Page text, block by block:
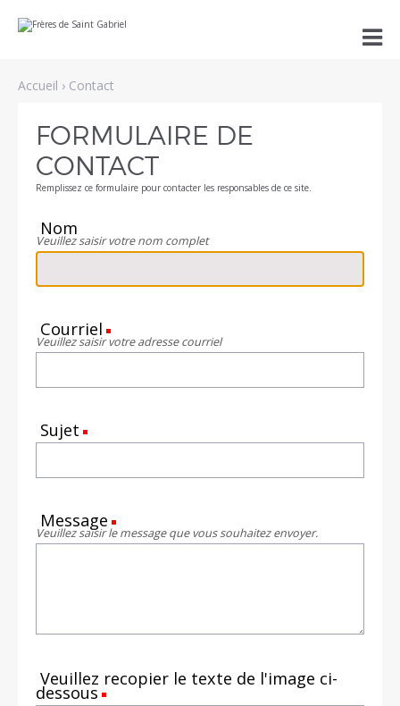
Aller
au
à
Outils
personnels

Accueil › Contact
FORMULAIRE DE
CONTACT
Remplissez ce formulaire pour contacter les responsables de ce site.
Nom
Veuillez saisir votre nom complet
Courriel
Veuillez saisir votre adresse courriel
Sujet
Message
Veuillez saisir le message que vous souhaitez envoyer.
Veuillez recopier le texte de l'image ci-
dessous (Requis)